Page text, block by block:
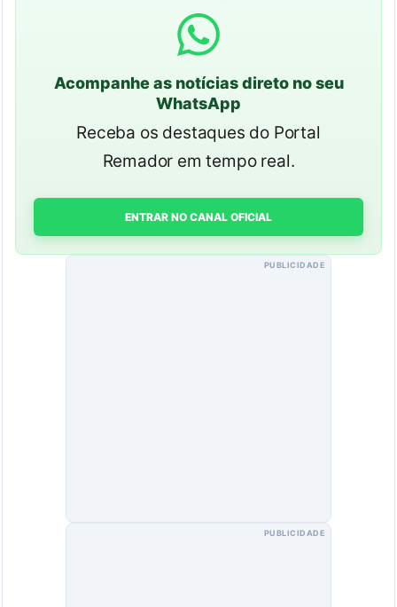
Acompanhe as notícias direto no seu
WhatsApp
Receba os destaques do Portal
Remador em tempo real.
ENTRAR NO CANAL OFICIAL
PUBLICIDADE
PUBLICIDADE